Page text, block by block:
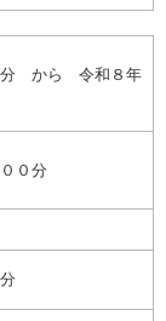
分 から 令和８年
０分